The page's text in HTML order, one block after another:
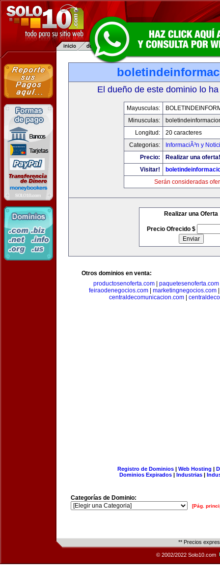
El dueño de este dominio lo
Mayusculas:
Minusculas:
Longitud:
20 caracteres
Categorias:
InformaciÃ³n y
Precio:
Realizar una oferta!
Visitar!
Serán consideradas
Realizar una Oferta
Precio Ofrecido $
Otros dominios en venta:
productosenoferta.com| paquetesenoferta.com
feiraodenegocios.com
marketingnegocios.com
centraldecomunicacion.com
Registro de Dominios| Web Hosting |
Dominios Expirados | Industrias |
Categorías de Dominio:
[Pág.
** Precios
© 2002/2022 Solo10.com